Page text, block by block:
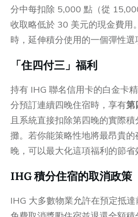
分中每扣除 5,000 點（從
收取略低於 30 美元的現金費用
時，延伸積分使用的一個彈性選
「住四付三」福利
持有 IHG 聯名信用卡的白金卡
分預訂連續四晚住宿時，享有第
且系統直接扣除第四晚的實際
攤。若你能策略性地將最昂貴
晚，可以最大化這項福利的節省
IHG 積分住宿的取消政策
IHG 大多數物業允許在預定抵